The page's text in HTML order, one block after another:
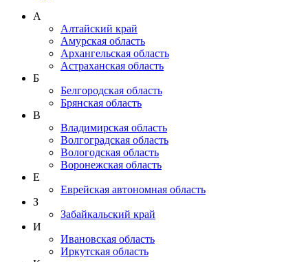
А
Алтайский край
Амурская область
Архангельская область
Астраханская область
Б
Белгородская область
Брянская область
В
Владимирская область
Волгоградская область
Вологодская область
Воронежская область
Е
Еврейская автономная область
З
Забайкальский край
И
Ивановская область
Иркутская область